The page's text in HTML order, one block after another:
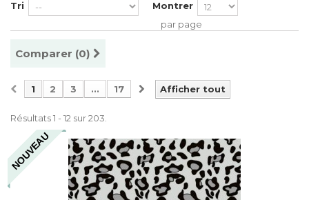
Tri
Montrer
par page
Comparer (0)
Afficher tout
1 2 3 ... 17
Résultats 1 - 12 sur 203.
NOUVEAU